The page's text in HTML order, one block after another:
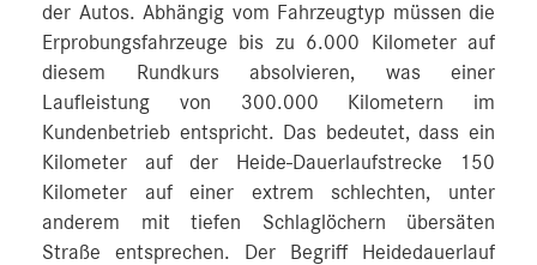
der Autos. Abhängig vom Fahrzeugtyp müssen die
Erprobungsfahrzeuge bis zu 6.000 Kilometer auf
diesem Rundkurs absolvieren, was einer
Laufleistung von 300.000 Kilometern im
Kundenbetrieb entspricht. Das bedeutet, dass ein
Kilometer auf der Heide-Dauerlaufstrecke 150
Kilometer auf einer extrem schlechten, unter
anderem mit tiefen Schlaglöchern übersäten
Straße entsprechen. Der Begriff Heidedauerlauf